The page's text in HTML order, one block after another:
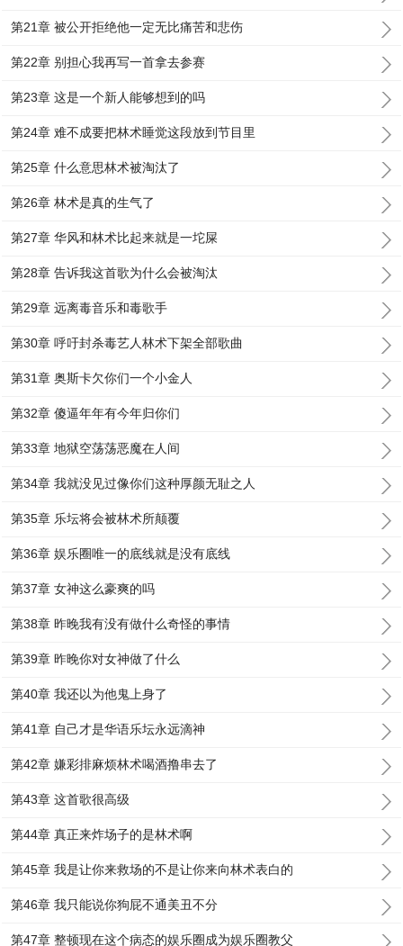
第21章 被公开拒绝他一定无比痛苦和悲伤
第22章 别担心我再写一首拿去参赛
第23章 这是一个新人能够想到的吗
第24章 难不成要把林术睡觉这段放到节目里
第25章 什么意思林术被淘汰了
第26章 林术是真的生气了
第27章 华风和林术比起来就是一坨屎
第28章 告诉我这首歌为什么会被淘汰
第29章 远离毒音乐和毒歌手
第30章 呼吁封杀毒艺人林术下架全部歌曲
第31章 奥斯卡欠你们一个小金人
第32章 傻逼年年有今年归你们
第33章 地狱空荡荡恶魔在人间
第34章 我就没见过像你们这种厚颜无耻之人
第35章 乐坛将会被林术所颠覆
第36章 娱乐圈唯一的底线就是没有底线
第37章 女神这么豪爽的吗
第38章 昨晚我有没有做什么奇怪的事情
第39章 昨晚你对女神做了什么
第40章 我还以为他鬼上身了
第41章 自己才是华语乐坛永远滴神
第42章 嫌彩排麻烦林术喝酒撸串去了
第43章 这首歌很高级
第44章 真正来炸场子的是林术啊
第45章 我是让你来救场的不是让你来向林术表白的
第46章 我只能说你狗屁不通美丑不分
第47章 整顿现在这个病态的娱乐圈成为娱乐圈教父